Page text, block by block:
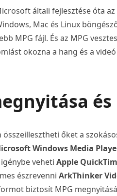
általi fejlesztése óta
Mac és Linux
MPG fájl. És az MPG
okozna a hang és a
őket a
Windows Media
veheti Apple
észrevenni ArkThinker
biztosít MPG